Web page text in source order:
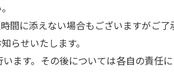
間に添えない場合もございますがご了
らせいたします。
ます。その後については各自の責任